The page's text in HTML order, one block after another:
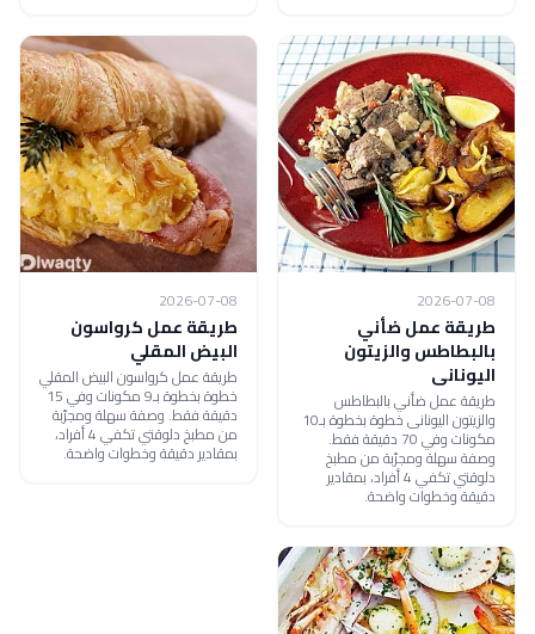
2026-07-08
طريقة عمل ضأني
بالبطاطس والزيتون
اليونانى
طريقة عمل ضأني بالبطاطس
والزيتون اليونانى خطوة بخطوة بـ10
مكونات وفي 70 دقيقة فقط.
وصفة سهلة ومجرّبة من مطبخ
دلوقتي تكفي 4 أفراد، بمقادير
دقيقة وخطوات واضحة.
2026-07-08
طريقة عمل كرواسون
البيض المقلي
طريقة عمل كرواسون البيض المقلي
خطوة بخطوة بـ9 مكونات وفي 15
دقيقة فقط. وصفة سهلة ومجرّبة
من مطبخ دلوقتي تكفي 4 أفراد،
بمقادير دقيقة وخطوات واضحة.